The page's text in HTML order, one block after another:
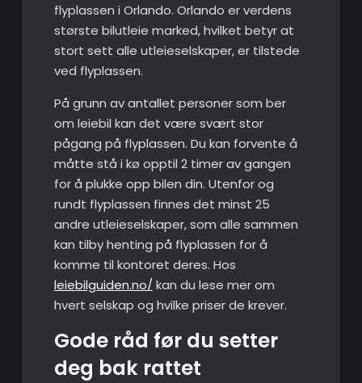
flyplassen i Orlando. Orlando er verdens
største bilutleie marked, hvilket betyr at
stort sett alle utleieselskaper, er tilstede
ved flyplassen.
På grunn av antallet personer som ber
om leiebil kan det være svært stor
pågang på flyplassen. Du kan forvente å
måtte stå i kø opptil 2 timer av gangen
for å plukke opp bilen din. Utenfor og
rundt flyplassen finnes det minst 25
andre utleieselskaper, som alle sammen
kan tilby henting på flyplassen for å
komme til kontoret deres. Hos
leiebilguiden.no/kan du lese mer om
hvert selskap og hvilke priser de krever.
Gode råd før du setter
deg bak rattet